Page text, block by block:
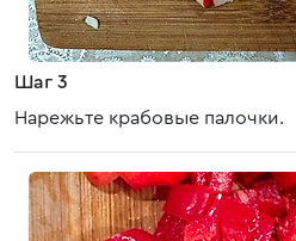
Шаг 3
Нарежьте крабовые палочки.